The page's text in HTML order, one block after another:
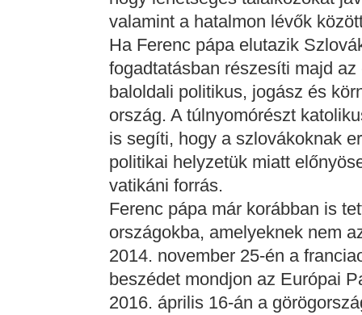
valamint a hatalmon lévők
Ha Ferenc pápa elutazik
fogadtatásban részesíti majd
baloldali politikus, jogász és
ország. A túlnyomórészt
is segíti, hogy a szlovákoknak
politikai helyzetük miatt
vatikáni forrás.
Ferenc pápa már korábban is
országokba, amelyeknek nem
2014. november 25-én a
beszédet mondjon az Európai
2016. április 16-án a